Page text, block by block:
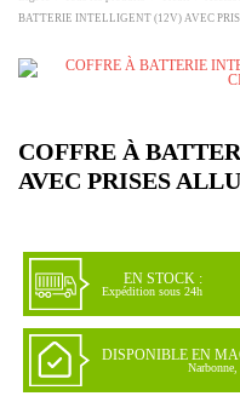
BATTERIE INTELLIGENT (12V) AVEC
COFFRE À
AVEC PRISES
EN STOCK :
Expédition sous 24h
DISPONIBLE EN